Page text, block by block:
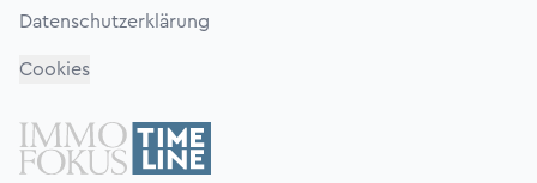
Datenschutzerklärung
Cookies